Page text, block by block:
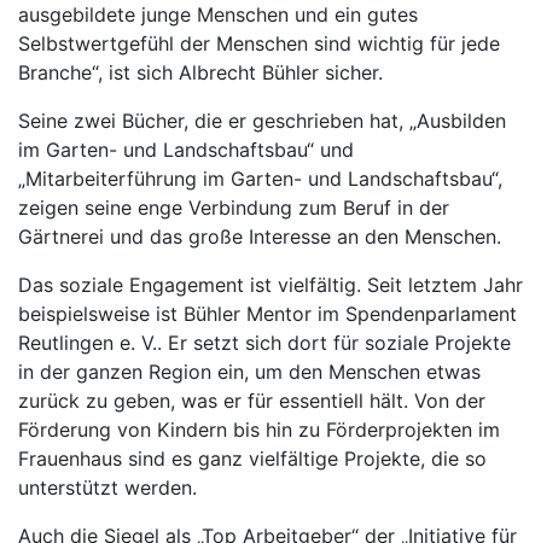
ausgebildete junge Menschen und ein gutes
Selbstwertgefühl der Menschen sind wichtig für jede
Branche“, ist sich Albrecht Bühler sicher.
Seine zwei Bücher, die er geschrieben hat, „Ausbilden
im Garten- und Landschaftsbau“ und
„Mitarbeiterführung im Garten- und Landschaftsbau“,
zeigen seine enge Verbindung zum Beruf in der
Gärtnerei und das große Interesse an den Menschen.
Das soziale Engagement ist vielfältig. Seit letztem Jahr
beispielsweise ist Bühler Mentor im Spendenparlament
Reutlingen e. V.. Er setzt sich dort für soziale Projekte
in der ganzen Region ein, um den Menschen etwas
zurück zu geben, was er für essentiell hält. Von der
Förderung von Kindern bis hin zu Förderprojekten im
Frauenhaus sind es ganz vielfältige Projekte, die so
unterstützt werden.
Auch die Siegel als „Top Arbeitgeber“ der „Initiative für